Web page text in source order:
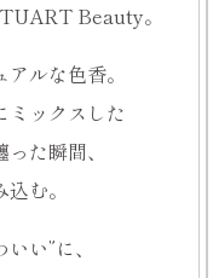
Beauty。
ルな色香。
ミックスした
った瞬間、
む。
いい”に、